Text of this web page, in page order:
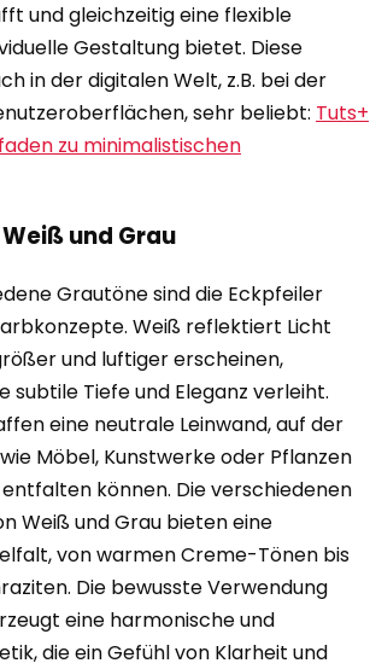
und gleichzeitig eine flexible
Gestaltung bietet. Diese
in der digitalen Welt, z.B. bei der
sehr beliebt: Tuts+
zu minimalistischen
und Grau
Grautöne sind die Eckpfeiler
Weiß reflektiert Licht
und luftiger erscheinen,
subtile Tiefe und Eleganz verleiht.
eine neutrale Leinwand, auf der
Möbel, Kunstwerke oder Pflanzen
können. Die verschiedenen
Weiß und Grau bieten eine
von warmen Creme-Tönen bis
Die bewusste Verwendung
eine harmonische und
die ein Gefühl von Klarheit und